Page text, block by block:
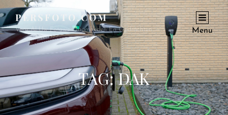
PERSFOTO.COM
Voor Al Uw Fotowerkzaamheden En Opdrachten Menu
TAG:DAK